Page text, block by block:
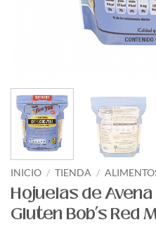
INICIO / TIENDA /
Hojuelas de
Gluten Bob’s Red